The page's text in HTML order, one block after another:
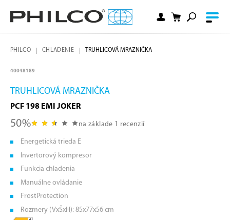
PHILCO CHLADENIE TRUHLICOVÁ MRAZNIČKA
40048189
TRUHLICOVÁ MRAZNIČKA
PCF 198 EMI JOKER
50% na základe 1 recenzií
Energetická trieda E
Invertorový kompresor
Funkcia chladenia
Manuálne ovládanie
FrostProtection
Rozmery (VxŠxH): 85x77x56 cm